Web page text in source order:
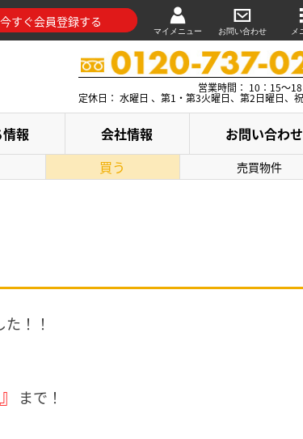
今すぐ会員登録する
マイメニュー お問い合わせ メ
営業時間： 10：15～
定休日： 水曜日 、第1・第3火曜日、第2日曜日、
報 会社情報
お問い合わせ
買う 売買物件
！！
まで！